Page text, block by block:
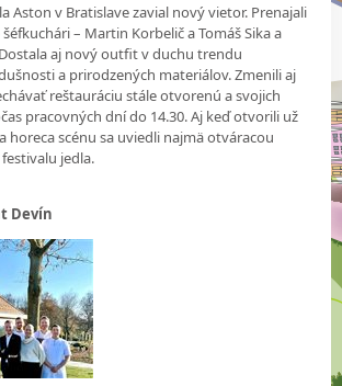
Aston v Bratislave zavial nový vietor. Prenajali
– Martin Korbelič a Tomáš Sika a
aj nový outfit v duchu trendu
a prirodzených materiálov. Zmenili aj
reštauráciu stále otvorenú a svojich
pracovných dní do 14.30. Aj keď otvorili už
horeca scénu sa uviedli najmä otváracou
jedla.
Devín